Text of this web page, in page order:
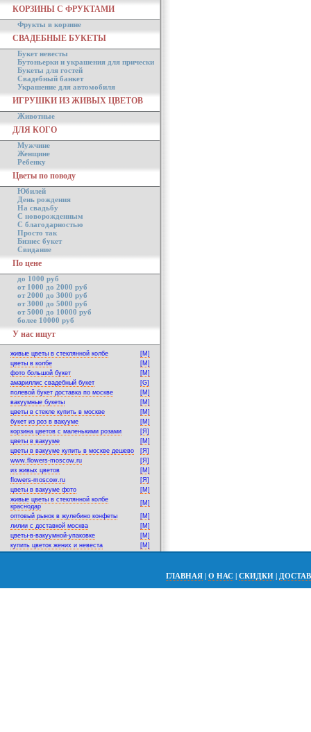
КОРЗИНЫ С ФРУКТАМИ
Фрукты в корзине
СВАДЕБНЫЕ БУКЕТЫ
Букет невесты
Бутоньерки и украшения для прически
Букеты для гостей
Свадебный банкет
Украшение для автомобиля
ИГРУШКИ ИЗ ЖИВЫХ ЦВЕТОВ
Животные
ДЛЯ КОГО
Мужчине
Женщине
Ребенку
Цветы по поводу
Юбилей
День рождения
На свадьбу
С новорожденным
С благодарностью
Просто так
Бизнес букет
Свидание
По цене
до 1000 руб
от 1000 до 2000 руб
от 2000 до 3000 руб
от 3000 до 5000 руб
от 5000 до 10000 руб
более 10000 руб
У нас ищут
живые цветы в стеклянной колбе
[M]
цветы в колбе
[M]
фото большой букет
[M]
амариллис свадебный букет
[G]
полевой букет доставка по москве
[M]
вакуумные букеты
[M]
цветы в стекле купить в москве
[M]
букет из роз в вакууме
[M]
корзина цветов с маленькими розами
[Я]
цветы в вакууме
[M]
цветы в вакууме купить в москве дешево
[Я]
www.flowers-moscow.ru
[Я]
из живых цветов
[M]
flowers-moscow.ru
[Я]
цветы в вакууме фото
[M]
живые цветы в стеклянной колбе
краснодар
[M]
оптовый рынок в жулебино конфеты
[M]
лилии с доставкой москва
[M]
цветы-в-вакуумной-упаковке
[M]
купить цветок жених и невеста
[M]
ГЛАВНАЯ | О НАС | СКИДКИ |